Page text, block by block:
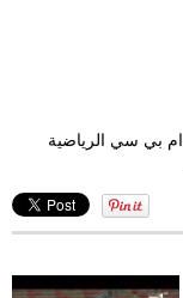
ام بي سي الرياضية